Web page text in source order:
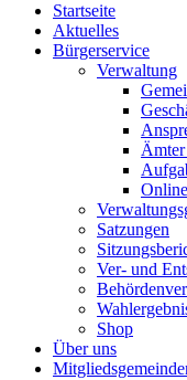
Startseite
Aktuelles
Bürgerservice
Verwaltung
Satzungen
Ver- und
Shop
Über uns